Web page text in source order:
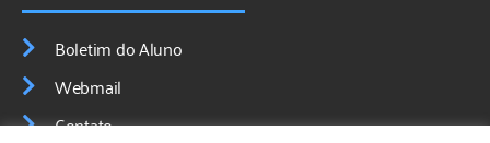
Boletim do Aluno
Webmail
Contato